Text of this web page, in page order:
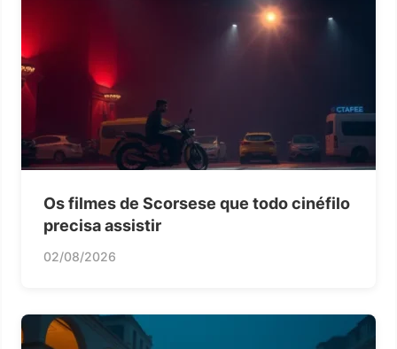
Os filmes de Scorsese que todo cinéfilo
precisa assistir
02/08/2026